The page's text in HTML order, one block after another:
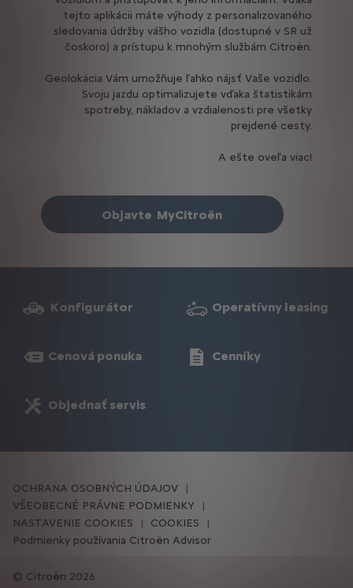
tejto aplikácii máte výhody z personalizovaného
sledovania údržby vášho vozidla (dostupné v SR už
čoskoro) a prístupu k mnohým službám Citroën.
Geolokácia Vám umožňuje ľahko nájsť Vaše vozidlo.
Svoju jazdu optimalizujete vďaka štatistikám
spotreby, nákladov a vzdialenosti pre všetky
prejdené cesty.
A ešte oveľa viac!
Objavte MyCitroën
Konfigurátor Operatívny leasing
Cenová ponuka Cenníky
Objednať servis
Citroën 2026
OCHRANA OSOBNÝCH ÚDAJOV
VŠEOBECNÉ PRÁVNE PODMIENKY
NASTAVENIE COOKIES
COOKIES
Podmienky používania Citroën Advisor